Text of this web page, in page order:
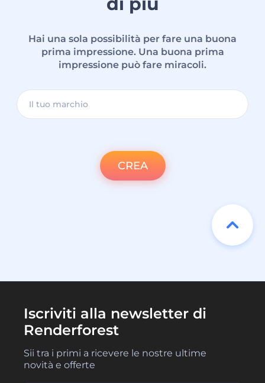
Hai una sola possibilità per fare una buona
prima impressione. Una buona prima
impressione può fare miracoli.
CREA
Iscriviti alla newsletter di
Renderforest
Sii tra i primi a ricevere le nostre ultime
novità e offerte